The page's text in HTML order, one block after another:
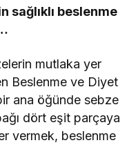
sağlıklı beslenme
mutlaka yer
Beslenme ve Diyet
ana öğünde sebze
dört eşit parçaya
vermek, beslenme